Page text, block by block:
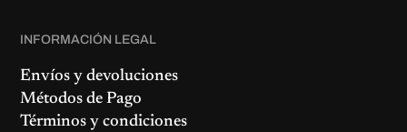
INFORMACIÓN LEGAL
Envíos y devoluciones
Métodos de Pago
Términos y condiciones